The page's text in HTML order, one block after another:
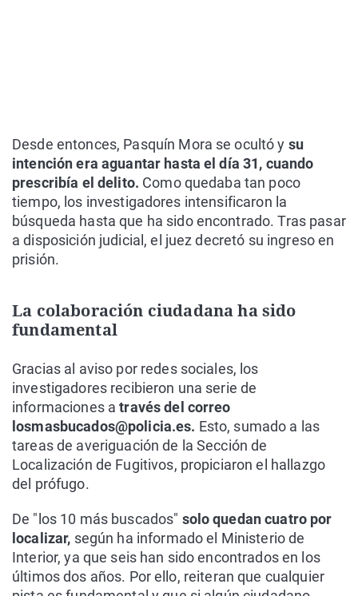
Desde entonces, Pasquín Mora se ocultó y su
intención era aguantar hasta el día 31, cuando
prescribía el delito. Como quedaba tan poco
tiempo, los investigadores intensificaron la
búsqueda hasta que ha sido encontrado. Tras pasar
a disposición judicial, el juez decretó su ingreso en
prisión.
La colaboración ciudadana ha sido
fundamental
Gracias al aviso por redes sociales, los
investigadores recibieron una serie de
informaciones a través del correo
losmasbucados@policia.es. Esto, sumado a las
tareas de averiguación de la Sección de
Localización de Fugitivos, propiciaron el hallazgo
del prófugo.
De "los 10 más buscados" solo quedan cuatro por
localizar, según ha informado el Ministerio de
Interior, ya que seis han sido encontrados en los
últimos dos años. Por ello, reiteran que cualquier